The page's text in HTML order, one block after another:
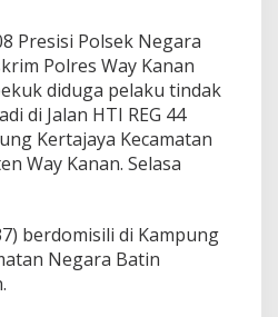
a
k
u
C
r
a
B
e
r
Presisi Polsek Negara
Polres Way Kanan
diduga pelaku tindak
di Jalan HTI REG 44
Kertajaya Kecamatan
Way Kanan. Selasa
berdomisili di Kampung
Negara Batin